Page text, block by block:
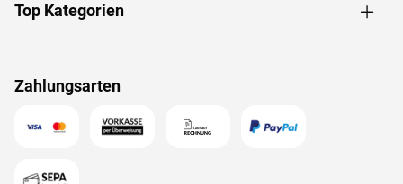
Top Kategorien
Zahlungsarten